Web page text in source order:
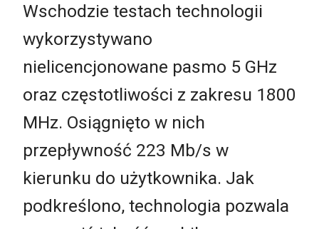
Wschodzie testach technologii
wykorzystywano
nielicencjonowane pasmo 5 GHz
oraz częstotliwości z zakresu 1800
MHz. Osiągnięto w nich
przepływność 223 Mb/s w
kierunku do użytkownika. Jak
podkreślono, technologia pozwala